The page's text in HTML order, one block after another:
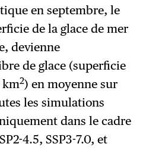
en septembre, le
de la glace de mer
devienne
de glace (superficie
km2) en moyenne sur
les simulations
dans le cadre
4.5, SSP3-7.0, et